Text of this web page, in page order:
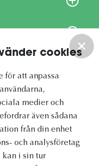
cookies
för att anpassa
medier och
även sådana
från din enhet
och analysföretag
kan i sin tur
del av